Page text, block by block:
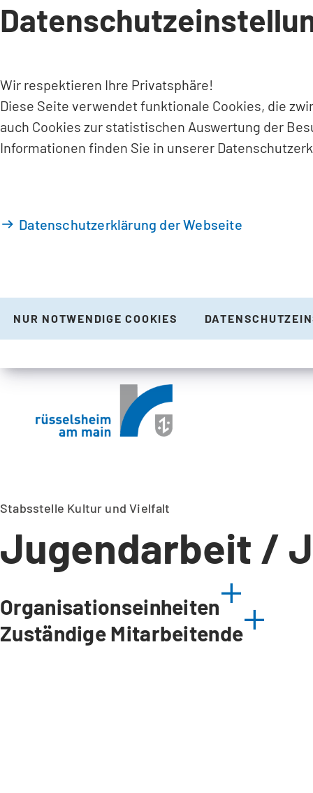
INHALT ANSPRINGEN
Wir respektieren Ihre Privatsphäre!
Diese Seite verwendet funktionale Cookies, die
auch Cookies zur statistischen Auswertung der
Informationen finden Sie in unserer
Datenschutzerklärung der Webseite
NUR NOTWENDIGE COOKIES
Stabsstelle Kultur und Vielfalt
Jugendarbeit /
Organisationseinheiten
Zuständige Mitarbeitende